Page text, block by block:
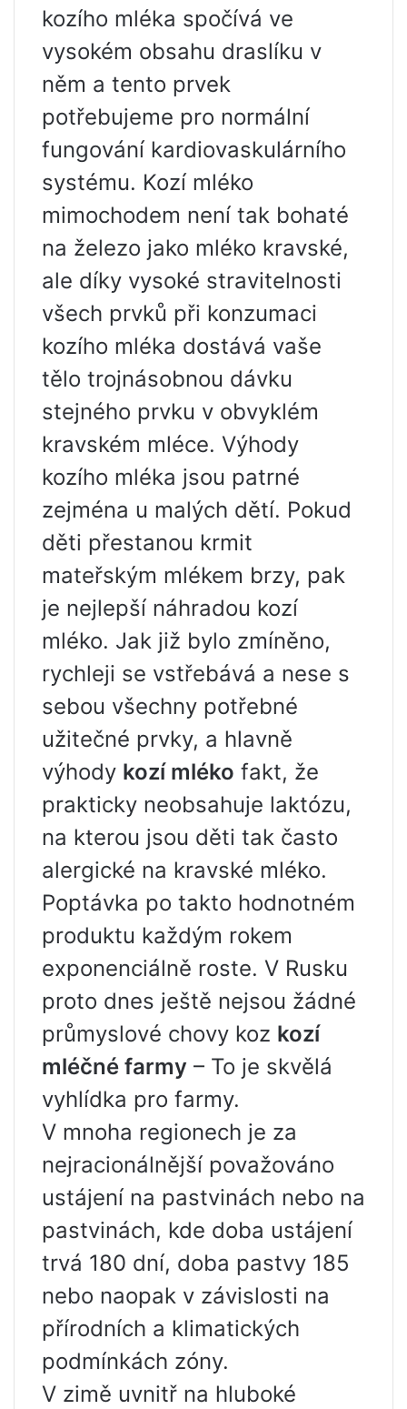
kozího mléka spočívá ve
vysokém obsahu draslíku v
něm a tento prvek
potřebujeme pro normální
fungování kardiovaskulárního
systému. Kozí mléko
mimochodem není tak bohaté
na železo jako mléko kravské,
ale díky vysoké stravitelnosti
všech prvků při konzumaci
kozího mléka dostává vaše
tělo trojnásobnou dávku
stejného prvku v obvyklém
kravském mléce. Výhody
kozího mléka jsou patrné
zejména u malých dětí. Pokud
děti přestanou krmit
mateřským mlékem brzy, pak
je nejlepší náhradou kozí
mléko. Jak již bylo zmíněno,
rychleji se vstřebává a nese s
sebou všechny potřebné
užitečné prvky, a hlavně
výhody kozí mléko fakt, že
prakticky neobsahuje laktózu,
na kterou jsou děti tak často
alergické na kravské mléko.
Poptávka po takto hodnotném
produktu každým rokem
exponenciálně roste. V Rusku
proto dnes ještě nejsou žádné
průmyslové chovy koz kozí
mléčné farmy – To je skvělá
vyhlídka pro farmy.
V mnoha regionech je za
nejracionálnější považováno
ustájení na pastvinách nebo na
pastvinách, kde doba ustájení
trvá 180 dní, doba pastvy 185
nebo naopak v závislosti na
přírodních a klimatických
podmínkách zóny.
V zimě uvnitř na hluboké